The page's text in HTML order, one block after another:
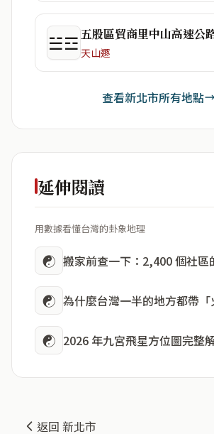
☱☲ 五股區貿商里中山高速公
天山遯
查看新北市所有地點
延伸閱讀
用數據看懂台灣的卦象地理
☯ 搬家前查一下：2,400 個社區
☯ 為什麼台灣一半的地方都帶「
☯ 2026 年九宮飛星方位圖完整
返回 新北市